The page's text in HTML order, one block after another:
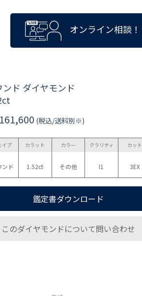
オンライン相談！
ンド ダイヤモンド
(税込/送料別※)
イプ
ンド
カラット
1.52ct
カラー
その他
クラリティ
I1
カット
3EX
鑑定書ダウンロード
このダイヤモンドについて問い合わせ